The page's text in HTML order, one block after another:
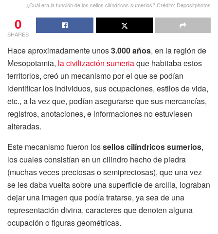
¿Cuál era la función de los sellos cilíndricos sumerios? Crédito: Depositphotos
0
SHARES
Hace aproximadamente unos3.000 años, en la región de
Mesopotamia, la civilización sumeriaque habitaba estos
territorios, creó un mecanismo por el que se podían
identificar los individuos, sus ocupaciones, estilos de vida,
etc., a la vez que, podían asegurarse que sus mercancías,
registros, anotaciones, e informaciones no estuviesen
alteradas.
Este mecanismo fueron lossellos cilíndricos sumerios,
los cuales consistían en un cilindro hecho de piedra
(muchas veces preciosas o semipreciosas), que una vez
se les daba vuelta sobre una superficie de arcilla, lograban
dejar una imagen que podía tratarse, ya sea de una
representación divina, caracteres que denoten alguna
ocupación o figuras geométricas.